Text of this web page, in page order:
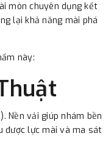
mòn chuyên dụng kết
lại khả năng mài phá
này:
Nền vải giúp nhám bền
được lực mài và ma sát